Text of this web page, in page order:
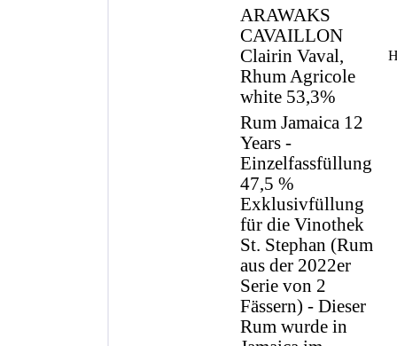
ARAWAKS
CAVAILLON
Clairin Vaval,
Rhum Agricole
white 53,3%
Rum Jamaica 12
Years -
Einzelfassfüllung
47,5 %
Exklusivfüllung
für die Vinothek
St. Stephan (Rum
aus der 2022er
Serie von 2
Fässern) - Dieser
Rum wurde in